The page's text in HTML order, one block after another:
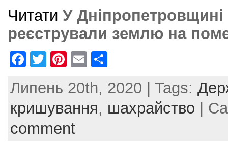
Читати У Дніпропетровщині
реєстрували землю на
F
c
e
b
o
T
itt
er
Pi
er
e
st
E
ai
l
ar
e
Липень 20th, 2020 | Tags:
кришування, шахрайство |
comment